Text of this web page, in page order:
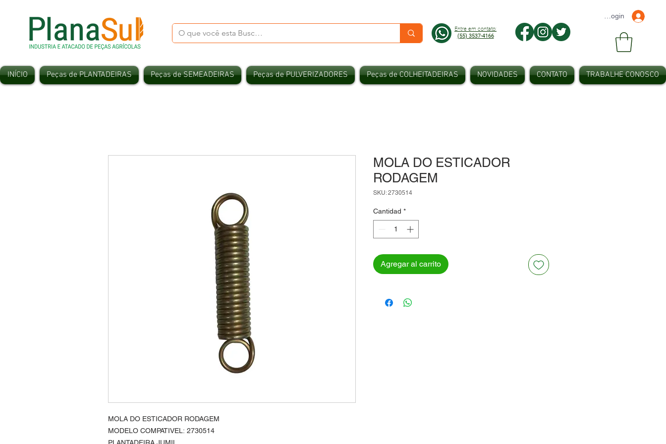
Entre em contato:
(55) 3537-4166
Faça seu Login
INÍCIO Peças de PLANTADEIRAS Peças de SEMEADEIRAS Peças de PULVERIZADORES Peças de COLHEITADEIRAS NOVIDADES CONTATO TRABALHE CONOSCO
MOLA DO ESTICADOR RODAGEM
MODELO COMPATIVEL: 2730514
MOLA DO ESTICADOR
RODAGEM
SKU: 2730514
Cantidad *
Agregar al carrito